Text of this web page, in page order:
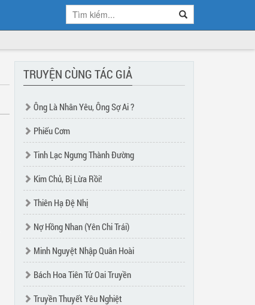
TRUYỆN CÙNG TÁC GIẢ
Ông Là Nhân Yêu, Ông Sợ Ai ?
Phiếu Cơm
Tinh Lạc Ngưng Thành Đường
Kim Chủ, Bị Lừa Rồi!
Thiên Hạ Đệ Nhị
Nợ Hồng Nhan (Yên Chi Trái)
Minh Nguyệt Nhập Quân Hoài
Bách Hoa Tiên Tử Oai Truyền
Truyền Thuyết Yêu Nghiệt